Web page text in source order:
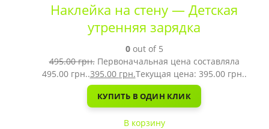
Наклейка на стену — Детская
утренняя зарядка
0out of 5
495.00грн. Первоначальная цена составляла
495.00 грн..395.00 грн.Текущая цена: 395.00 грн..
КУПИТЬ В ОДИН КЛИК
В корзину